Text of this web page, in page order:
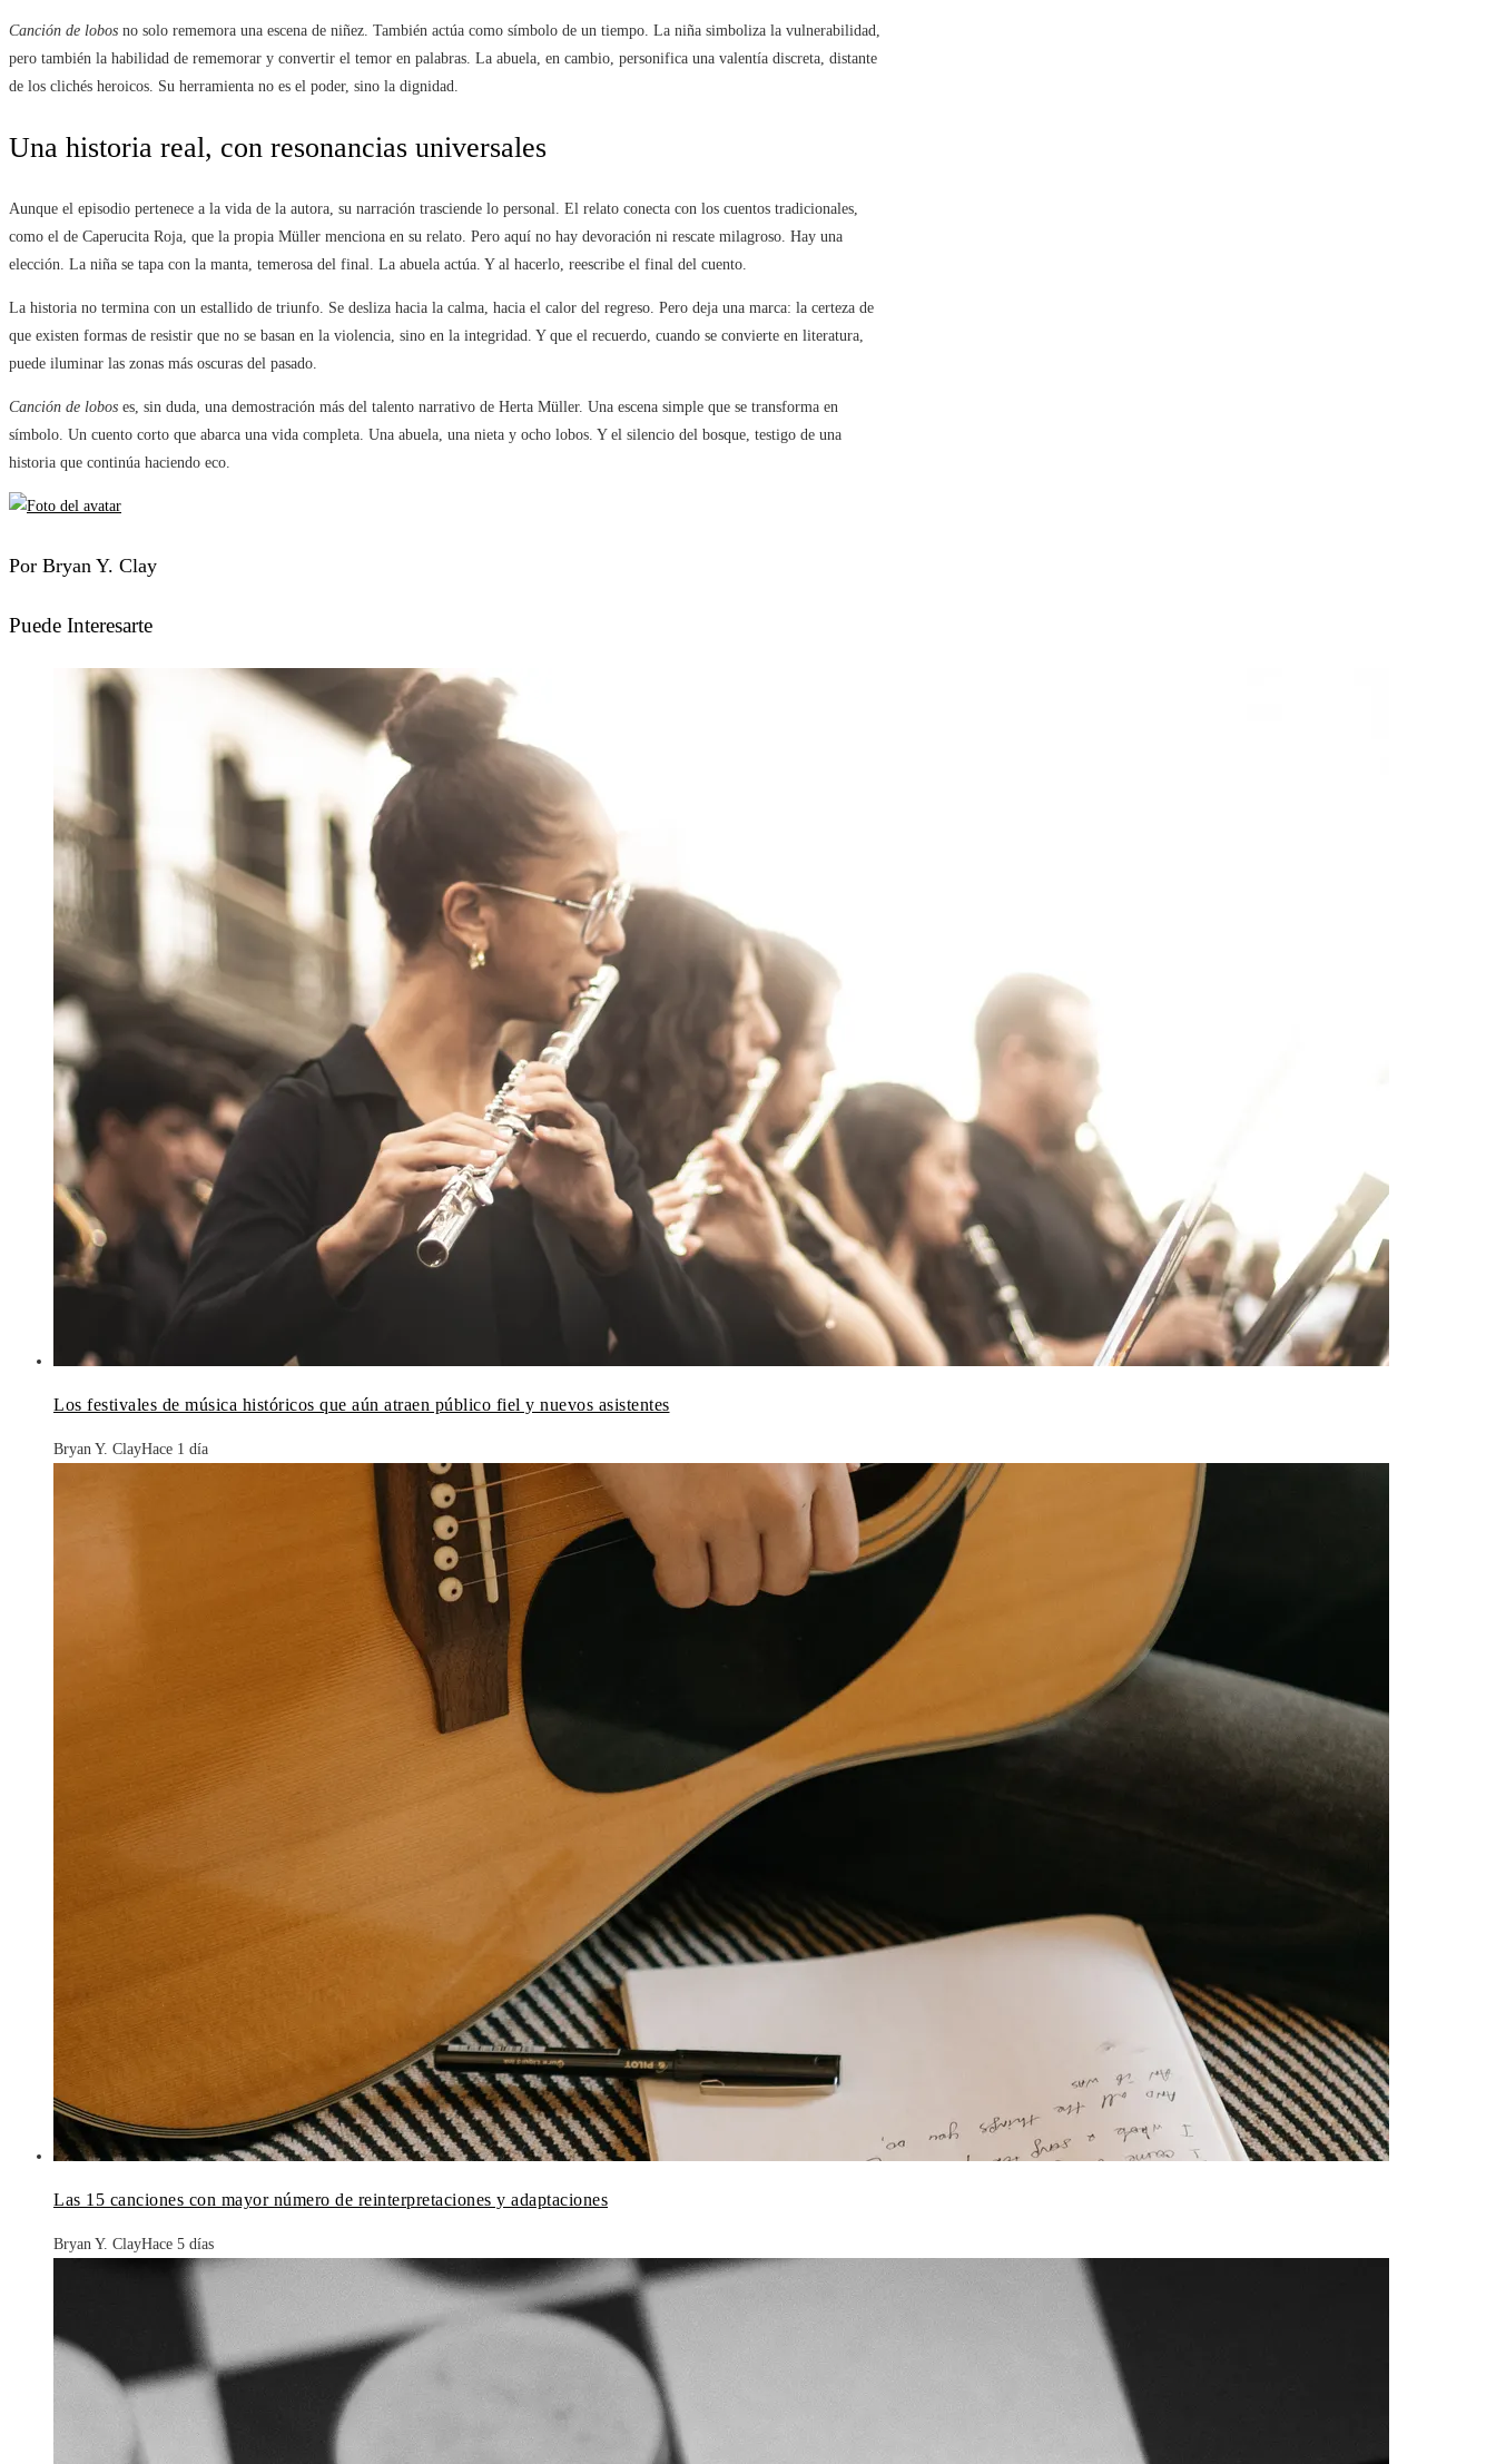
Canción de lobos no solo rememora una escena de niñez. También actúa como símbolo de un tiempo. La niña simboliza la vulnerabilidad,
pero también la habilidad de rememorar y convertir el temor en palabras. La abuela, en cambio, personifica una valentía discreta, distante
de los clichés heroicos. Su herramienta no es el poder, sino la dignidad.
Una historia real, con resonancias universales
Aunque el episodio pertenece a la vida de la autora, su narración trasciende lo personal. El relato conecta con los cuentos tradicionales,
como el de Caperucita Roja, que la propia Müller menciona en su relato. Pero aquí no hay devoración ni rescate milagroso. Hay una
elección. La niña se tapa con la manta, temerosa del final. La abuela actúa. Y al hacerlo, reescribe el final del cuento.
La historia no termina con un estallido de triunfo. Se desliza hacia la calma, hacia el calor del regreso. Pero deja una marca: la certeza de
que existen formas de resistir que no se basan en la violencia, sino en la integridad. Y que el recuerdo, cuando se convierte en literatura,
puede iluminar las zonas más oscuras del pasado.
Canción de lobos es, sin duda, una demostración más del talento narrativo de Herta Müller. Una escena simple que se transforma en
símbolo. Un cuento corto que abarca una vida completa. Una abuela, una nieta y ocho lobos. Y el silencio del bosque, testigo de una
historia que continúa haciendo eco.
Por Bryan Y. Clay
Puede Interesarte
Los festivales de música históricos que aún atraen público fiel y nuevos asistentes
Bryan Y. ClayHace 1 día
Las 15 canciones con mayor número de reinterpretaciones y adaptaciones
Bryan Y. ClayHace 5 días